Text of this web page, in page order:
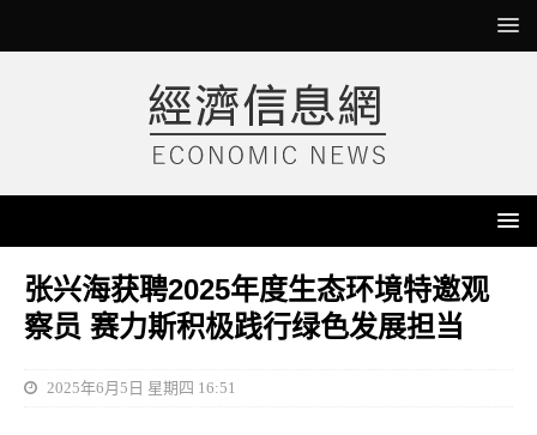
张兴海获聘2025年度生态环境特邀观
察员 赛力斯积极践行绿色发展担当
2025年6月5日 星期四 16:51